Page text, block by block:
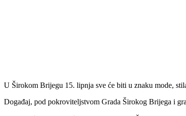
U Širokom Brijegu 15. lipnja sve će biti u znaku mode,
Događaj, pod pokroviteljstvom Grada Širokog Brijega i